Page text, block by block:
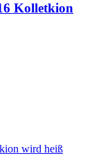
Kolletkion